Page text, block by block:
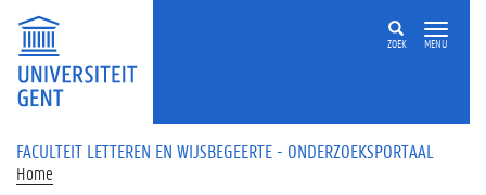
Overslaan en naar de inhoud gaan
ZOEK MENU
FACULTEIT LETTEREN EN WIJSBEGEERTE - ONDERZOEKSPORTAAL
Home